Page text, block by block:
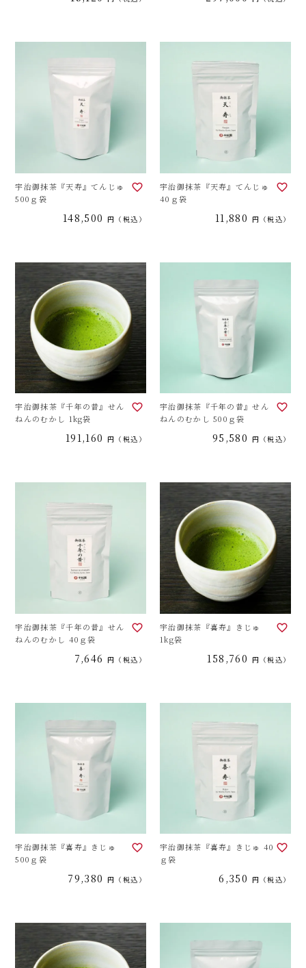
宇治御抹茶『天寿』てんじゅ
500ｇ袋
148,500 税込
宇治御抹茶『天寿』てんじゅ
40ｇ袋
11,880 税込
宇治御抹茶『千年の昔』せん
ねんのむかし 1kg袋
191,160 税込
宇治御抹茶『千年の昔』せん
ねんのむかし 500ｇ袋
95,580 税込
宇治御抹茶『千年の昔』せん
ねんのむかし 40ｇ袋
7,646 税込
宇治御抹茶『喜寿』きじゅ
1kg袋
158,760 税込
宇治御抹茶『喜寿』きじゅ
500ｇ袋
79,380 税込
宇治御抹茶『喜寿』きじゅ 40
ｇ袋
6,350 税込